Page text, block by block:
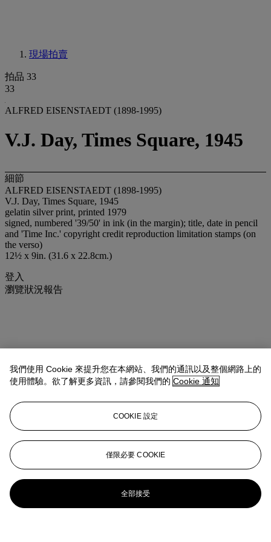
現場拍賣
拍品 33
33
ALFRED EISENSTAEDT (1898-1995)
V.J. Day, Times Square, 1945
細節
ALFRED EISENSTAEDT (1898-1995)
V.J. Day, Times Square, 1945
gelatin silver print, printed 1979
signed, numbered '39/50' in ink (in the margin); title, date in pencil
and 'Time Inc.' copyright credit reproduction limitation stamps (on
the verso)
12½ x 9in. (31.6 x 22.8cm.)
登入
瀏覽狀況報告
我們使用 Cookie 來提升您在本網站、我們的通訊以及整個網路上的
使用體驗。欲了解更多資訊，請參閱我們的 Cookie 通知
COOKIE 設定
僅限必要 COOKIE
全部接受